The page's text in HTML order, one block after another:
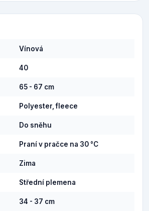
Vínová
40
65 - 67 cm
Polyester, fleece
Do sněhu
Praní v pračce na 30 °C
Zima
Střední plemena
34 - 37 cm